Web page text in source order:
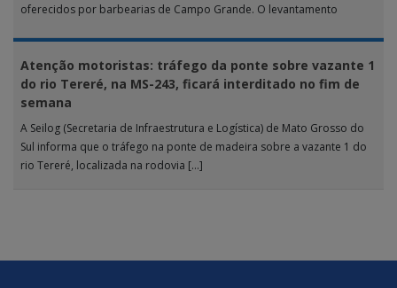
oferecidos por barbearias de Campo Grande. O levantamento
Atenção motoristas: tráfego da ponte sobre vazante 1
do rio Tereré, na MS-243, ficará interditado no fim de
semana
A Seilog (Secretaria de Infraestrutura e Logística) de Mato Grosso do
Sul informa que o tráfego na ponte de madeira sobre a vazante 1 do
rio Tereré, localizada na rodovia […]